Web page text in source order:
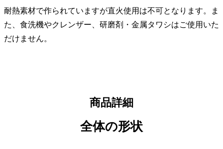
耐熱素材で作られていますが直火使用は不可となります。ま
た、食洗機やクレンザー、研磨剤・金属タワシはご使用いた
だけません。
商品詳細
全体の形状